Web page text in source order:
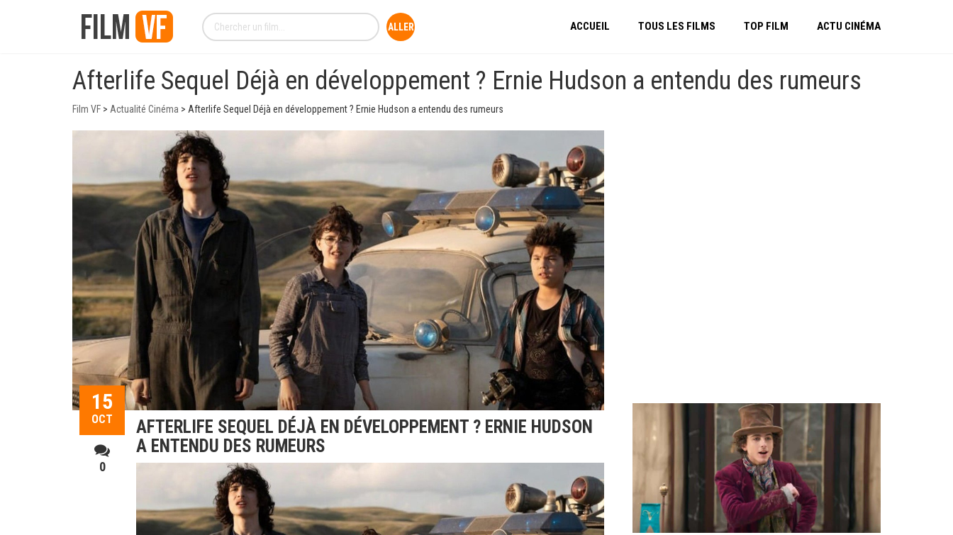
ACCUEIL TOUS LES FILMS TOP FILM ACTU CINÉMA
Afterlife Sequel Déjà en développement ? Ernie Hudson a entendu des rumeurs
Film VF > Actualité Cinéma > Afterlife Sequel Déjà en développement ? Ernie Hudson a entendu des rumeurs
15
OCT
0
AFTERLIFE SEQUEL DÉJÀ EN DÉVELOPPEMENT ? ERNIE HUDSON
A ENTENDU DES RUMEURS